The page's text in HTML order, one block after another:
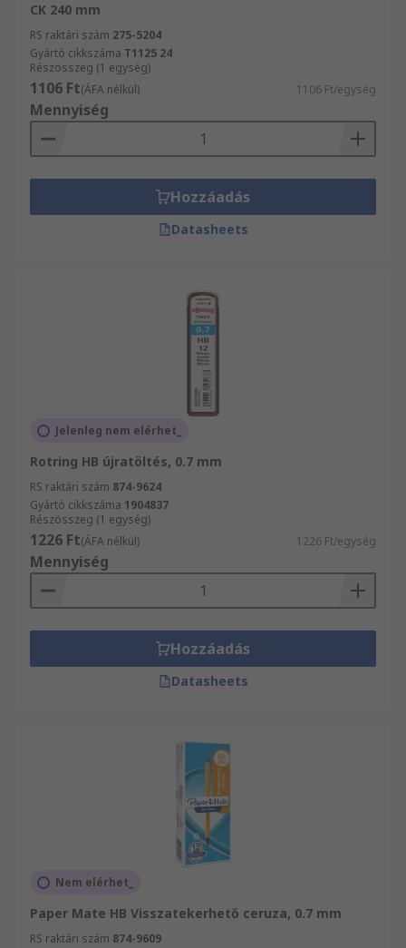
CK 240 mm
RS raktári szám 275-5204
Gyártó cikkszáma T1125 24
Részösszeg (1 egység)
1106 Ft(ÁFA nélkül) 1106 Ft/egység
Mennyiség
Hozzáadás
Datasheets
Jelenleg nem elérhet_
Rotring HB újratöltés, 0.7 mm
RS raktári szám 874-9624
Gyártó cikkszáma 1904837
Részösszeg (1 egység)
1226 Ft(ÁFA nélkül) 1226 Ft/egység
Mennyiség
Hozzáadás
Datasheets
Nem elérhet_
Paper Mate HB Visszatekerhető ceruza, 0.7 mm
RS raktári szám 874-9609